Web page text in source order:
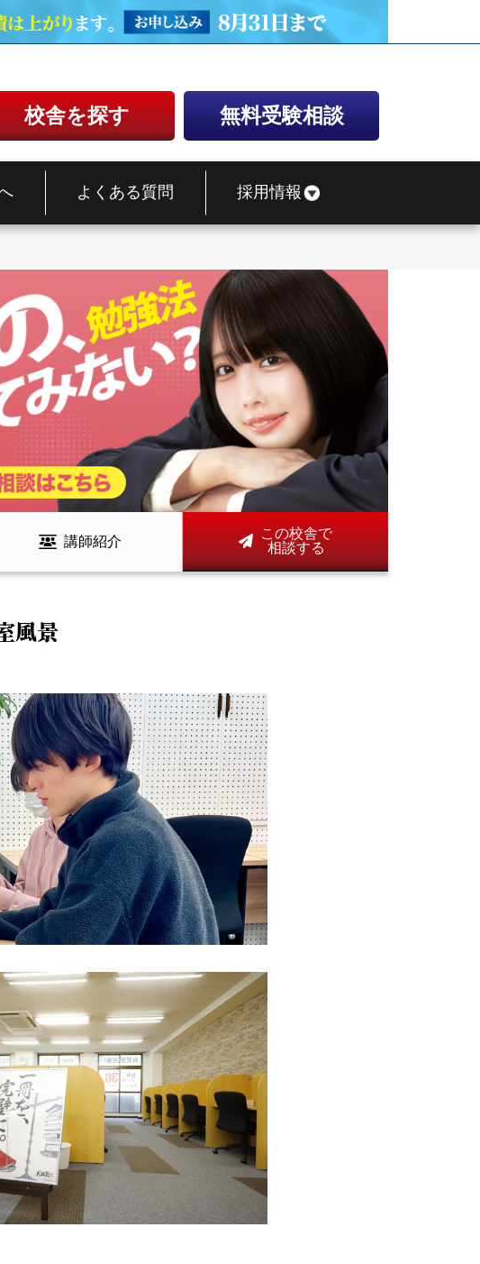
校舎を探す 無料受験相談
よくある質問 採用情報
講師紹介
この校舎で
相談する
風景